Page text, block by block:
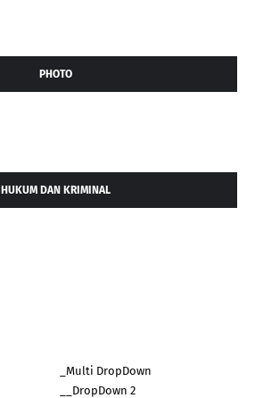
PHOTO
HUKUM DAN KRIMINAL
_Multi DropDown
__DropDown 2